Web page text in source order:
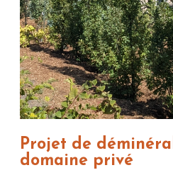
Projet de
domaine privé